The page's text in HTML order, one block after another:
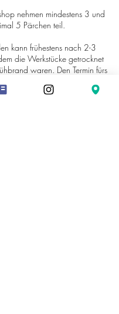
nehmen mindestens 3 und
5 Pärchen teil.
kann frühestens nach 2-3
die Werkstücke getrocknet
waren. Den Termin fürs
macht, können wir dann